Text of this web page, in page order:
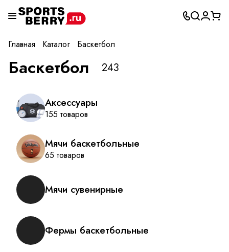
Главная Каталог Баскетбол
Баскетбол 243
Аксессуары
155 товаров
Мячи баскетбольные
65 товаров
Мячи сувенирные
Фермы баскетбольные